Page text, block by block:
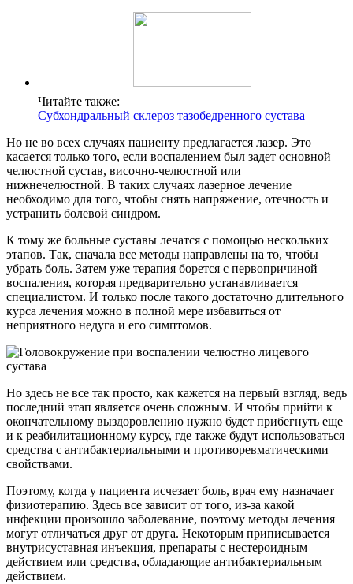
Читайте также:
Субхондральный склероз тазобедренного сустава
Но не во всех случаях пациенту предлагается лазер. Это
касается только того, если воспалением был задет основной
челюстной сустав, височно-челюстной или
нижнечелюстной. В таких случаях лазерное лечение
необходимо для того, чтобы снять напряжение, отечность и
устранить болевой синдром.
К тому же больные суставы лечатся с помощью нескольких
этапов. Так, сначала все методы направлены на то, чтобы
убрать боль. Затем уже терапия борется с первопричиной
воспаления, которая предварительно устанавливается
специалистом. И только после такого достаточно длительного
курса лечения можно в полной мере избавиться от
неприятного недуга и его симптомов.
Но здесь не все так просто, как кажется на первый взгляд, ведь
последний этап является очень сложным. И чтобы прийти к
окончательному выздоровлению нужно будет прибегнуть еще
и к реабилитационному курсу, где также будут использоваться
средства с антибактериальными и противоревматическими
свойствами.
Поэтому, когда у пациента исчезает боль, врач ему назначает
физиотерапию. Здесь все зависит от того, из-за какой
инфекции произошло заболевание, поэтому методы лечения
могут отличаться друг от друга. Некоторым приписывается
внутрисуставная инъекция, препараты с нестероидным
действием или средства, обладающие антибактериальным
действием.